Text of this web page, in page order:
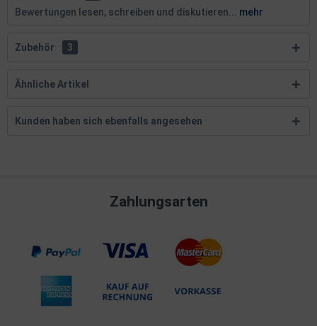
Bewertungen lesen, schreiben und diskutieren...
mehr
Zubehör 3
Ähnliche Artikel
Kunden haben sich ebenfalls angesehen
Zahlungsarten